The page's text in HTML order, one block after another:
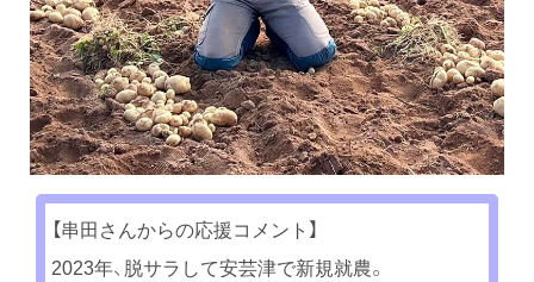
【串田さんからの応援コメント】
2023年、脱サラして安芸津で新規就農。